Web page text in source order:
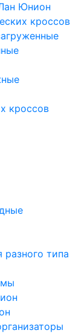
Юнион
кроссов
кроссов
разного типа